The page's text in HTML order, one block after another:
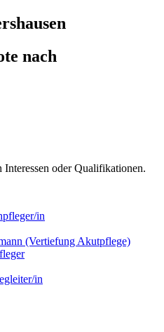
nach
Interessen oder Qualifikationen.
in
(Vertiefung Akutpflege)
in